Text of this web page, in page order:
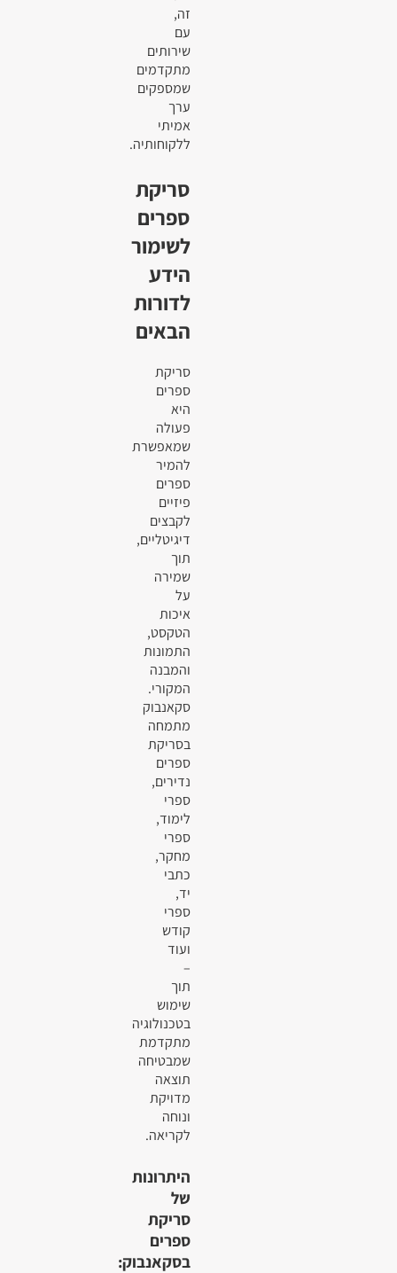
זה,
עם
שירותים
מתקדמים
שמספקים
ערך
אמיתי
ללקוחותיה.
סריקת
ספרים
לשימור
הידע
לדורות
הבאים
סריקת
ספרים
היא
פעולה
שמאפשרת
להמיר
ספרים
פיזיים
לקבצים
דיגיטליים,
תוך
שמירה
על
איכות
הטקסט,
התמונות
והמבנה
המקורי.
סקאנבוק
מתמחה
בסריקת
ספרים
נדירים,
ספרי
לימוד,
ספרי
מחקר,
כתבי
יד,
ספרי
קודש
ועוד
–
תוך
שימוש
בטכנולוגיה
מתקדמת
שמבטיחה
תוצאה
מדויקת
ונוחה
לקריאה.
היתרונות
של
סריקת
ספרים
בסקאנבוק: